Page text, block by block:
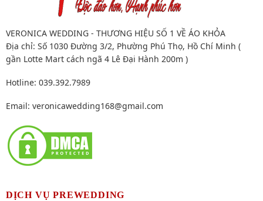
VERONICA WEDDING - THƯƠNG HIỆU SỐ 1 VỀ ÁO KHỎA
Địa chỉ: Số 1030 Đường 3/2, Phường Phú Thọ, Hồ Chí Minh (
gần Lotte Mart cách ngã 4 Lê Đại Hành 200m )
Hotline: 039.392.7989
Email: veronicawedding168@gmail.com
DỊCH VỤ PREWEDDING